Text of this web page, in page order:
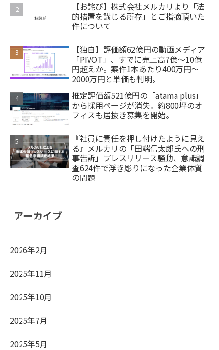
【お詫び】株式会社メルカリより「法
的措置を講じる所存」とご指摘頂いた
件について
【独自】評価額62億円の動画メディア
「PIVOT」、すでに売上高7億～10億
円超えか。案件1本あたり400万円～
2000万円と単価も判明。
推定評価額521億円の「atama plus」
から採用ページが消失。約800坪のオ
フィスも居抜き募集を開始。
『社員に責任を押し付けたように見え
る』メルカリの「田端信太郎氏への刑
事告訴」プレスリリース騒動、意識調
査624件で浮き彫りになった企業体質
の問題
アーカイブ
2026年2月
2025年11月
2025年10月
2025年7月
2025年5月